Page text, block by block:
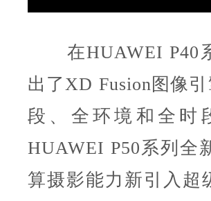
在HUAWEI P40
出了XD Fusion图像
段、全环境和全时
HUAWEI P50系列全
算摄影能力新引入超